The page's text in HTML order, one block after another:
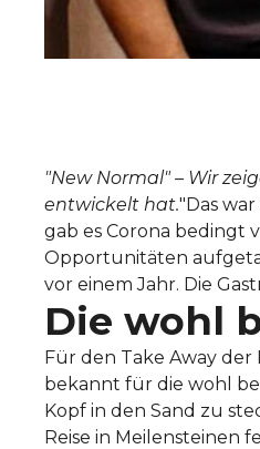
"New Normal" – Wir
entwickelt hat."Das
gab es Corona bedingt
Opportunitäten
vor einem Jahr. Die
Die wohl
Für den Take Away
bekannt für die wohl
Kopf in den Sand zu
Reise in Meilensteinen